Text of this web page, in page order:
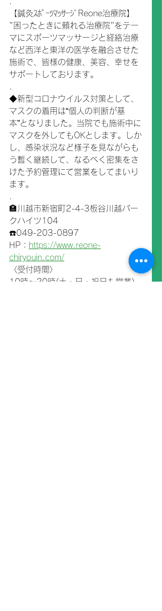
【鍼灸ｽﾎﾟｰﾂﾏｯｻｰｼﾞReone治療院】
"困ったときに頼れる治療院"をテー
マにスポーツマッサージと経絡治療
など西洋と東洋の医学を融合させた
施術で、皆様の健康、美容、幸せを
サポートしております。
.
◆新型コロナウイルス対策として、
マスクの着用は“個人の判断が基
本”となりました。当院でも施術中に
マスクを外してもOKとします。しか
し、感染状況など様子を見ながらも
う暫く継続して、なるべく密集をさ
けた予約管理にて営業をしてまいり
ます。
.
🏣川越市新宿町2-4-3板谷川越パー
クハイツ104
☎️049-203-0897
HP： https://www.reone-
chiryouin.com/
〈受付時間〉
10時～20時(土・日・祝日も営業)